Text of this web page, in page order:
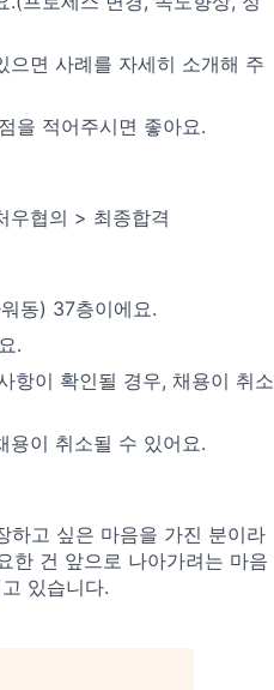
으면 사례를 자세히 소개해 주
을 적어주시면 좋아요.
우협의 > 최종합격
동) 37층이에요.
.
항이 확인될 경우, 채용이 취소
용이 취소될 수 있어요.
하고 싶은 마음을 가진 분이라
한 건 앞으로 나아가려는 마음
있습니다.